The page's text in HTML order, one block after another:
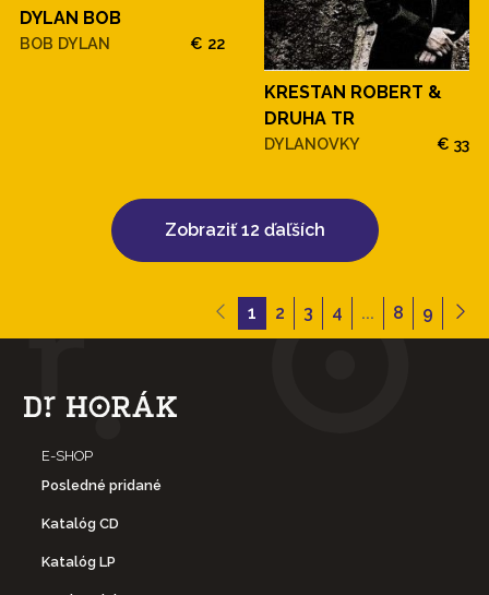
DYLAN BOB
BOB DYLAN € 22
KRESTAN ROBERT &
DRUHA TR
DYLANOVKY € 33
Zobraziť 12 ďaľších
1 2 3 4 ... 8 9
E-SHOP
Posledné pridané
Katalóg CD
Katalóg LP